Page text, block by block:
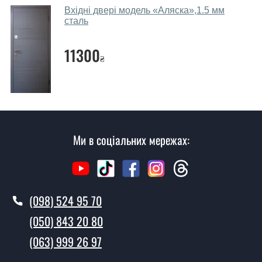
Виклик замірника-консультанта коштує 450 грн.
Ви робите установку вхідних дверей?
Так робимо. Монтаж вхідних дверей проводиться
згідно з чергою, у всі дні крім неділі.
Скільки коштує установка дверей
Як швидко можете встановити двері
Волна сіра?
У той самий день протягом кількох годин, за умови
наявності їх на складі, чи наступного дня.
Чи можна на сьогодні викликати
замірника?
Вхідні двері модель «Аляска»,1.5 мм
сталь
11300₴
Ми в соціальних мережах:
(098) 524 95 70
(050) 843 20 80
(063) 999 26 97